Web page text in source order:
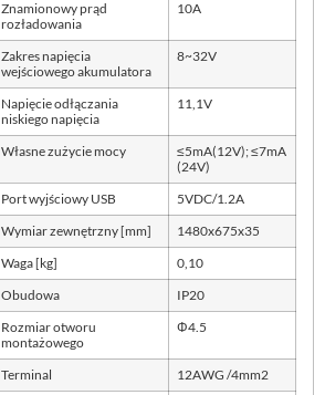
Znamionowy prąd
rozładowania
10A
Zakres napięcia
wejściowego akumulatora
8~32V
Napięcie odłączania
niskiego napięcia
11,1V
Własne zużycie mocy
≤5mA(12V); ≤7mA
(24V)
Port wyjściowy USB 5VDC/1.2A
Wymiar zewnętrzny [mm] 1480x675x35
Waga [kg] 0,10
Obudowa IP20
Rozmiar otworu
montażowego
Φ4.5
Terminal 12AWG /4mm2